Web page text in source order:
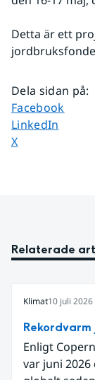
Detta är ett
Dela sidan på:
Dela sidan på
Facebook
Dela sidan på
LinkedIn
Dela sidan på
X
Relaterade
Klimat10 juli 2026
Enligt
var juni